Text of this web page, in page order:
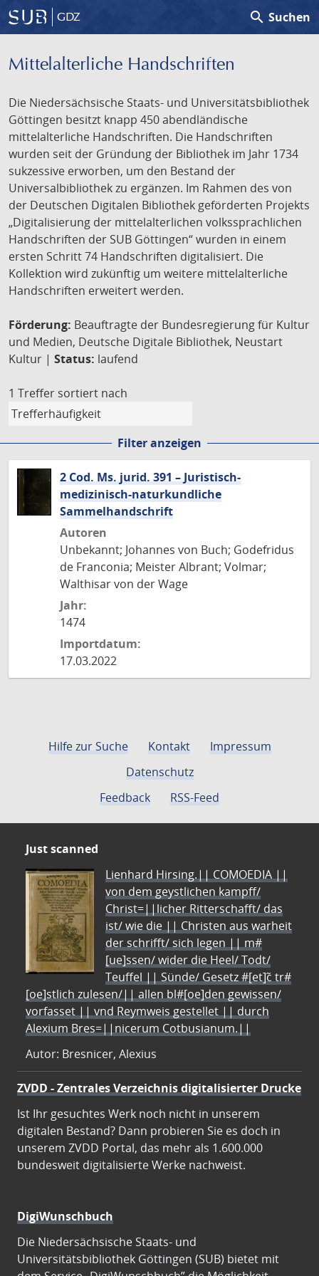
GDZ search Suchen
Mittelalterliche Handschriften
Die Niedersächsische Staats- und Universitätsbibliothek
Göttingen besitzt knapp 450 abendländische
mittelalterliche Handschriften. Die Handschriften
wurden seit der Gründung der Bibliothek im Jahr 1734
sukzessive erworben, um den Bestand der
Universalbibliothek zu ergänzen. Im Rahmen des von
der Deutschen Digitalen Bibliothek geförderten Projekts
„Digitalisierung der mittelalterlichen volkssprachlichen
Handschriften der SUB Göttingen“ wurden in einem
ersten Schritt 74 Handschriften digitalisiert. Die
Kollektion wird zukünftig um weitere mittelalterliche
Handschriften erweitert werden.
Förderung: Beauftragte der Bundesregierung für Kultur
und Medien, Deutsche Digitale Bibliothek, Neustart
Kultur | Status: laufend
1 Treffer sortiert nach
Filter anzeigen
2 Cod. Ms. jurid. 391 – Juristisch-
medizinisch-naturkundliche
Sammelhandschrift
Autoren
Unbekannt; Johannes von Buch; Godefridus
de Franconia; Meister Albrant; Volmar;
Walthisar von der Wage
Jahr:
1474
Importdatum:
17.03.2022
Hilfe zur Suche Kontakt
Impressum
Datenschutz
Feedback
RSS-Feed
Just scanned
Lienhard Hirsing.|| COMOEDIA ||
von dem geystlichen kampff/
Christ=||licher Ritterschafft/ das
ist/ wie die || Christen aus warheit
der schrifft/ sich legen || m#
[ue]ssen/ wider die Heel/ Todt/
Teuffel || Sünde/ Gesetz #[et]c̃ tr#
[oe]stlich zulesen/|| allen bl#[oe]den gewissen/
vorfasset || vnd Reymweis gestellet || durch
Alexium Bres=||nicerum Cotbusianum.||
Autor: Bresnicer, Alexius
ZVDD - Zentrales Verzeichnis digitalisierter Drucke
Ist Ihr gesuchtes Werk noch nicht in unserem
digitalen Bestand? Dann probieren Sie es doch in
unserem ZVDD Portal, das mehr als 1.600.000
bundesweit digitalisierte Werke nachweist.
DigiWunschbuch
Die Niedersächsische Staats- und
Universitätsbibliothek Göttingen (SUB) bietet mit